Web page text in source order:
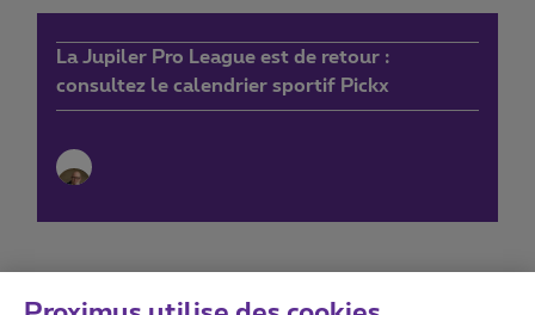
La Jupiler Pro League est de retour :
consultez le calendrier sportif Pickx